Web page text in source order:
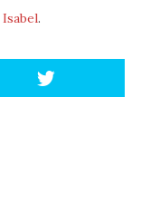
Isabel.